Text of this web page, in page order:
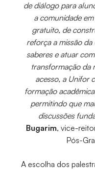
de diálogo para
a comunidade
gratuito, de
reforça a missão
saberes e atuar
transformação da
acesso, a Unifor
formação
permitindo que
discussões
Bugarim, vice-
Pós-
A escolha dos